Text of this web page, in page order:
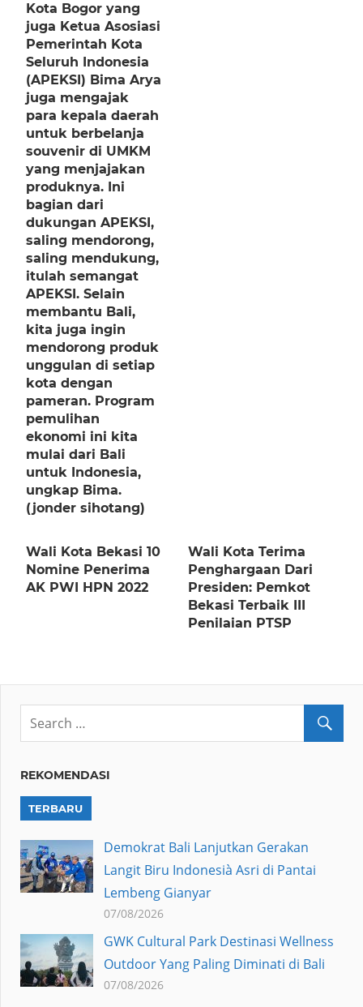
Kota Bogor yang
juga Ketua Asosiasi
Pemerintah Kota
Seluruh Indonesia
(APEKSI) Bima Arya
juga mengajak
para kepala daerah
untuk berbelanja
souvenir di UMKM
yang menjajakan
produknya. Ini
bagian dari
dukungan APEKSI,
saling mendorong,
saling mendukung,
itulah semangat
APEKSI. Selain
membantu Bali,
kita juga ingin
mendorong produk
unggulan di setiap
kota dengan
pameran. Program
pemulihan
ekonomi ini kita
mulai dari Bali
untuk Indonesia,
ungkap Bima.
(jonder sihotang)
Wali Kota Bekasi 10
Nomine Penerima
AK PWI HPN 2022
Wali Kota Terima
Penghargaan Dari
Presiden: Pemkot
Bekasi Terbaik III
Penilaian PTSP
REKOMENDASI
TERBARU
Demokrat Bali Lanjutkan Gerakan
Langit Biru Indonesià Asri di Pantai
Lembeng Gianyar
07/08/2026
GWK Cultural Park Destinasi Wellness
Outdoor Yang Paling Diminati di Bali
07/08/2026